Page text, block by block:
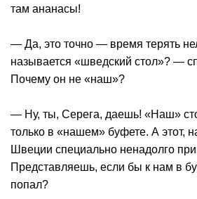
там ананасы!
— Да, это точно — время терять
называется «шведский стол»? —
Почему он не «наш»?
— Ну, ты, Серега, даешь! «Наш»
только в «нашем» буфете. А этот,
Швеции специально ненадолго
Представляешь, если бы к нам в
попал?